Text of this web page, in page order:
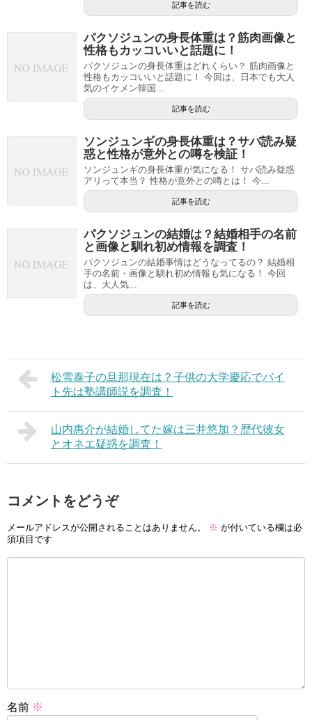
記事を読む
パクソジュンの身長体重は？筋肉画像と
性格もカッコいいと話題に！
パクソジュンの身長体重はどれくらい？ 筋肉画像と
性格もカッコいいと話題に！ 今回は、日本でも大人
気のイケメン韓国...
記事を読む
ソンジュンギの身長体重は？サバ読み疑
惑と性格が意外との噂を検証！
ソンジュンギの身長体重が気になる！ サバ読み疑惑
アリって本当？ 性格が意外との噂とは！ 今...
記事を読む
パクソジュンの結婚は？結婚相手の名前
と画像と馴れ初め情報を調査！
パクソジュンの結婚事情はどうなってるの？ 結婚相
手の名前・画像と馴れ初め情報も気になる！ 今回
は、大人気...
記事を読む
松雪泰子の旦那現在は？子供の大学慶応でバイ
ト先は塾講師説を調査！
山内惠介が結婚してた嫁は三井悠加？歴代彼女
とオネエ疑惑を調査！
コメントをどうぞ
メールアドレスが公開されることはありません。 ※ が付いている欄は必
須項目です
名前 ※